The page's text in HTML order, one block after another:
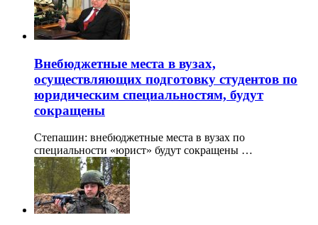
Внебюджетные места в вузах,
осуществляющих подготовку студентов по
юридическим специальностям, будут
сокращены
Степашин: внебюджетные места в вузах по
специальности «юрист» будут сокращены …